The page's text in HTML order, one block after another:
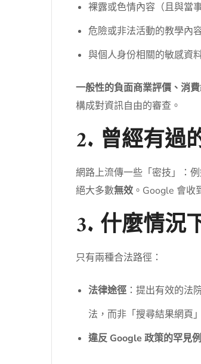
裸露或色情內容（且與當事
危險或非法活動的教學內
與個人身份相關的敏感資
一般性的負面商業評價、消
構成對資訊自由的審查。
2. 曾經有過
網路上流傳一些「密技」：
絕大多數無效 。Google 會
3. 什麼情況
只有兩種合法路徑：
法律途徑：提出有效的法
法，而非「搜尋結果網頁
違反 Google 政策的罕見